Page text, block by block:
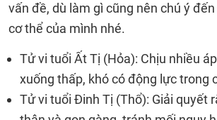
vấn đề, dù làm gì cũng nên chú ý
cơ thể của mình nhé.
Tử vi tuổi Ất Tị (Hỏa): Chịu nhiều
xuống thấp, khó có động lực trong
Tử vi tuổi Đinh Tị (Thổ): Giải quyết